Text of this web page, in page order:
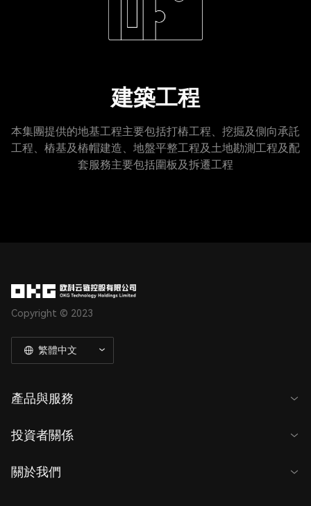
建築工程
本集團提供的地基工程主要包括打樁工程、挖掘及側向承託
工程、樁基及樁帽建造、地盤平整工程及土地勘測工程及配
套服務主要包括圍板及拆遷工程
Copyright © 2023
繁體中文
產品與服務
投資者關係
關於我們